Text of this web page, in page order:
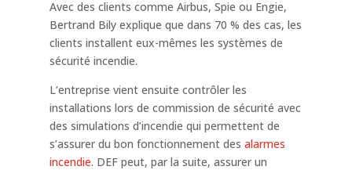
Avec des clients comme Airbus, Spie ou Engie,
Bertrand Bily explique que dans 70 % des cas, les
clients installent eux-mêmes les systèmes de
sécurité incendie.
L’entreprise vient ensuite contrôler les
installations lors de commission de sécurité avec
des simulations d’incendie qui permettent de
s’assurer du bon fonctionnement des alarmes
incendie. DEF peut, par la suite, assurer un